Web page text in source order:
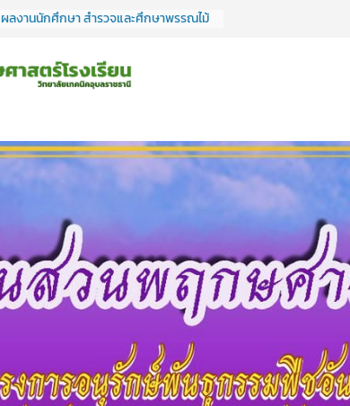
ทำร่างพรรณไม้บูรณาการงานสวน
ผลงานนักศึกษา สำรวจและศึกษาพรรณไม้
ทำร่างพรรณไม้ บูรณาการงานสวน
#กิจกรรมการเรียนการสอน #งานสวน
พฤกษศาสตร์โรงเรียนวิทยาลัยเทคนิค
อุบลราชธานี
ทำร่างพรรณไม้ บูรณาการงานสวน
พฤกษศาสตร์โรงเรียน ลงในรายวิชา
วิทยาศาสตร์ ชก.3/1-2
ผลงานนักศึกษาสำรวจและศึกษาพรรณไม้
ทำร่างพรรณไม้บูรณาการงานสวน
พฤกษศาสตร์โรงเรียน ลงในรายวิชา
ผลงานนักศึกษาสำรวจและศึกษาพรรณไม้
ทำร่างพรรณไม้บูรณาการงานสวน
พฤกษศาสตร์โรงเรียน ลงในรายวิชาวิทยา
ศาสตร์ชธ.3/1-2